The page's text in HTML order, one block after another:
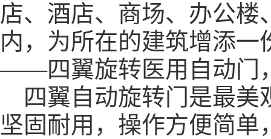
店、酒店、商场、办公
内，为所在的建筑增添
——四翼旋转医用自动门
四翼自动旋转门是最美
坚固耐用，操作方便简